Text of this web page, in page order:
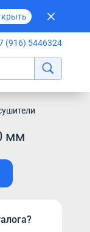
(916) 5446324
мм